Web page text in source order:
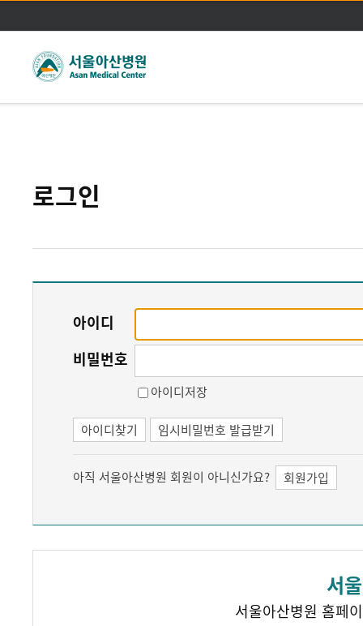
주메뉴바로가기
본문바로가기
로그인
아이디
비밀번호
아이디저장
아이디찾기 임시비밀번호 발급받기
아직 서울아산병원 회원이 아니신가요? 회원가입
서
서울아산병원 홈페